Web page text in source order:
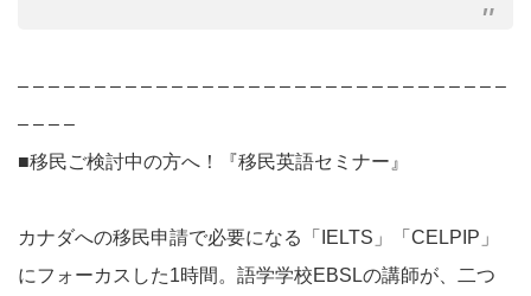
– – – – – – – – – – – – – – – – – – – – – – – – – – – – – – – –
– – – –
■移民ご検討中の方へ！『移民英語セミナー』
カナダへの移民申請で必要になる「IELTS」「CELPIP」
にフォーカスした1時間。語学学校EBSLの講師が、二つ